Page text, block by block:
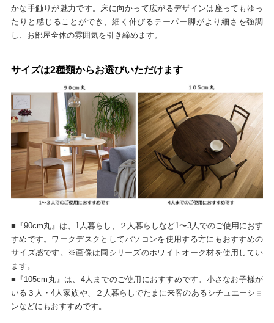
かな手触りが魅力です。床に向かって広がるデザインは座ってもゆっ
たりと感じることができ、細く伸びるテーパー脚がより細さを強調
し、お部屋全体の雰囲気を引き締めます。
サイズは2種類からお選びいただけます
■『90cm丸』は、1人暮らし、２人暮らしなど1〜3人でのご使用におす
すめです。ワークデスクとしてパソコンを使用する方にもおすすめの
サイズ感です。※画像は同シリーズのホワイトオーク材を使用してい
ます。
■『105cm丸』は、4人までのご使用におすすめです。小さなお子様が
いる３人・4人家族や、２人暮らしでたまに来客のあるシチュエーショ
ンなどにもおすすめです。